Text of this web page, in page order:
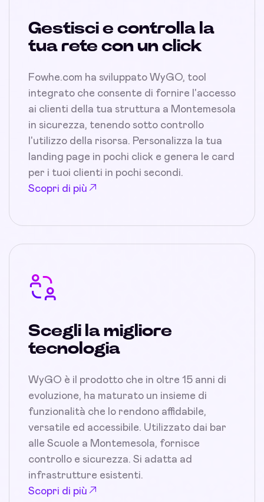
Gestisci e controlla la
tua rete con un click
Fowhe.com ha sviluppato WyGO, tool
integrato che consente di fornire l'accesso
ai clienti della tua struttura a Montemesola
in sicurezza, tenendo sotto controllo
l'utilizzo della risorsa. Personalizza la tua
landing page in pochi click e genera le card
per i tuoi clienti in pochi secondi.
Scopri di più
Scegli la migliore
tecnologia
WyGO è il prodotto che in oltre 15 anni di
evoluzione, ha maturato un insieme di
funzionalità che lo rendono affidabile,
versatile ed accessibile. Utilizzato dai bar
alle Scuole a Montemesola, fornisce
controllo e sicurezza. Si adatta ad
infrastrutture esistenti.
Scopri di più